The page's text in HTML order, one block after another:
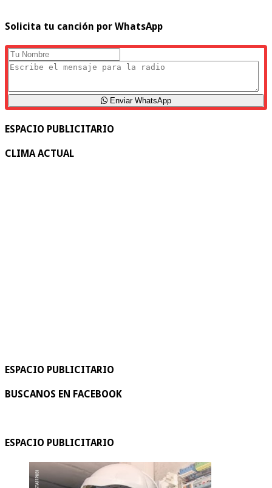
Solicita tu canción por WhatsApp
Enviar WhatsApp
ESPACIO PUBLICITARIO
CLIMA ACTUAL
ESPACIO PUBLICITARIO
BUSCANOS EN FACEBOOK
ESPACIO PUBLICITARIO